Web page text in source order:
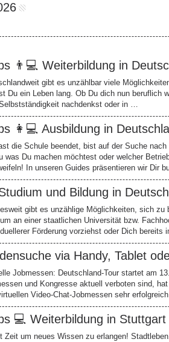
👨💻 Weiterbildung in
gibt es unzählbar viele
Du ein Leben lang. Ob Du dich nun beruflich
nachdenkst oder in …
👩💻 Ausbildung in
die Schule beendet, bist auf der Suche
was Du machen möchtest oder welcher
In unseren Guides präsentieren wir Dir
und Bildung in
gibt es unzählige Möglichkeiten, sich
an einer staatlichen Universität bzw.
Förderung vorziehst oder Dich
via Handy, Tablet
Jobmessen: Deutschland-Tour startet am
und Kongresse aktuell verboten sind,
Video-Chat-Jobmessen sehr
💻 Weiterbildung in
Zeit um neues Wissen zu erlangen!